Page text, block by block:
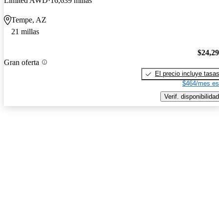
Tempe, AZ
21 millas
Gran oferta
El precio incluye tasas
$464/mes
Verif. disponibilidad